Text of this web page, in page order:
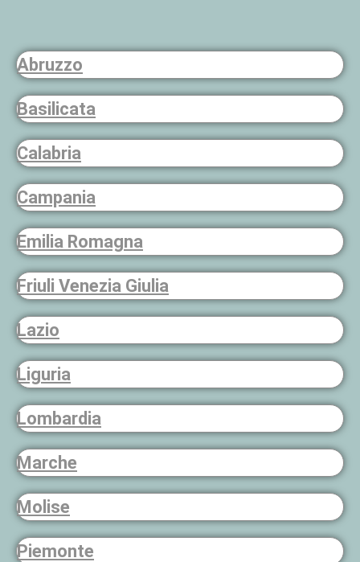
Abruzzo
Basilicata
Calabria
Campania
Emilia Romagna
Friuli Venezia Giulia
Lazio
Liguria
Lombardia
Marche
Molise
Piemonte